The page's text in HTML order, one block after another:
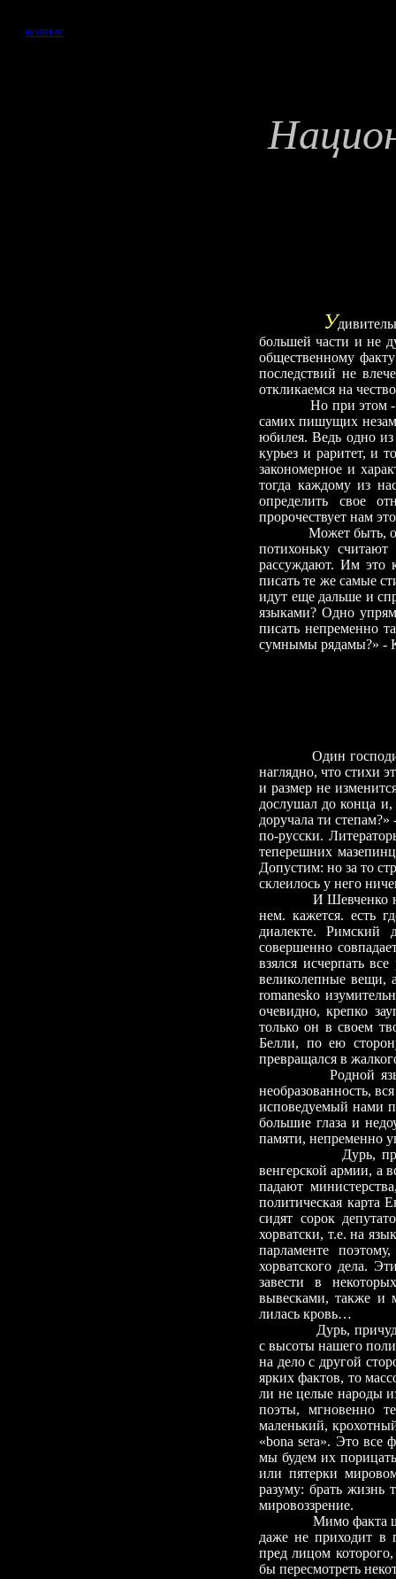
ВОЗВРАТ
У
большей части и не
общественному
последствий не
откликаемся на
Но при этом -
самих пишущих
юбилея. Ведь одно из
курьез и раритет, и
закономерное и
тогда каждому из
определить свое
пророчествует нам
Может быть,
потихоньку
рассуждают. Им это
писать те же самые
идут еще дальше и
языками? Одно
писать непременно
сумнымы рядамы?» -
Один
наглядно, что стихи
и размер не
дослушал до конца
доручала ти степам?»
по-русски.
теперешних
Допустим: но за то
склеилось у него
И Шевченко
нем. кажется. есть
диалекте.
совершенно
взялся исчерпать
великолепные вещи,
romanesko
очевидно, крепко
только он в своем
Белли, по ею
превращался в
Родной
необразованность,
исповедуемый нами
большие глаза и
памяти, непременно
Дурь,
венгерской армии, а
падают
политическая карта
сидят сорок
хорватски, т.е. на
парламенте
хорватского дела.
завести в
вывесками, также и
лилась кровь…
Дурь,
с высоты нашего
на дело с другой
ярких фактов, то
ли не целые народы
поэты, мгновенно
маленький,
«bona sera». Это все
мы будем их
или пятерки
разуму: брать жизнь
мировоззрение.
Мимо факта
даже не приходит в
пред лицом
бы пересмотреть